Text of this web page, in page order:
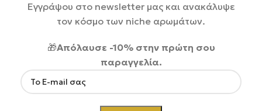
Εγγράψου στο newsletter μας και ανακάλυψε
τον κόσμο των niche αρωμάτων.
🎁Απόλαυσε -10% στην πρώτη σου
παραγγελία.